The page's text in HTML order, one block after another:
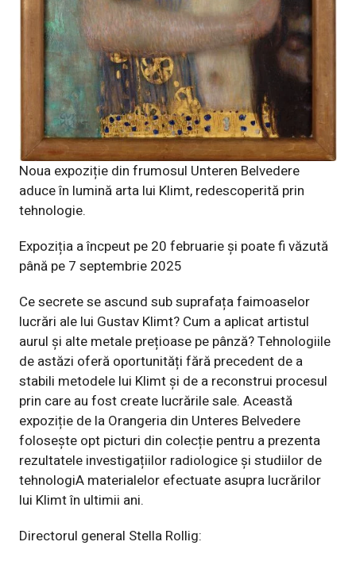
Noua expoziție din frumosul Unteren Belvedere
aduce în lumină arta lui Klimt, redescoperită prin
tehnologie.
Expoziția a încpeut pe 20 februarie și poate fi văzută
până pe 7 septembrie 2025
Ce secrete se ascund sub suprafața faimoaselor
lucrări ale lui Gustav Klimt? Cum a aplicat artistul
aurul și alte metale prețioase pe pânză? Tehnologiile
de astăzi oferă oportunități fără precedent de a
stabili metodele lui Klimt și de a reconstrui procesul
prin care au fost create lucrările sale. Această
expoziție de la Orangeria din Unteres Belvedere
folosește opt picturi din colecție pentru a prezenta
rezultatele investigațiilor radiologice și studiilor de
tehnologiA materialelor efectuate asupra lucrărilor
lui Klimt în ultimii ani.
Directorul general Stella Rollig: